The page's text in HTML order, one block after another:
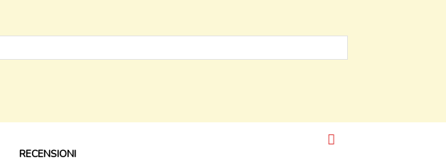
RECENSIONI